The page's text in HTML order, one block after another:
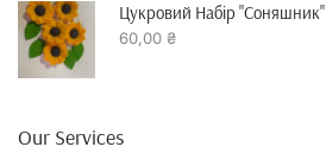
Цукровий Набір "Соняшник"
60,00 ₴
Our Services